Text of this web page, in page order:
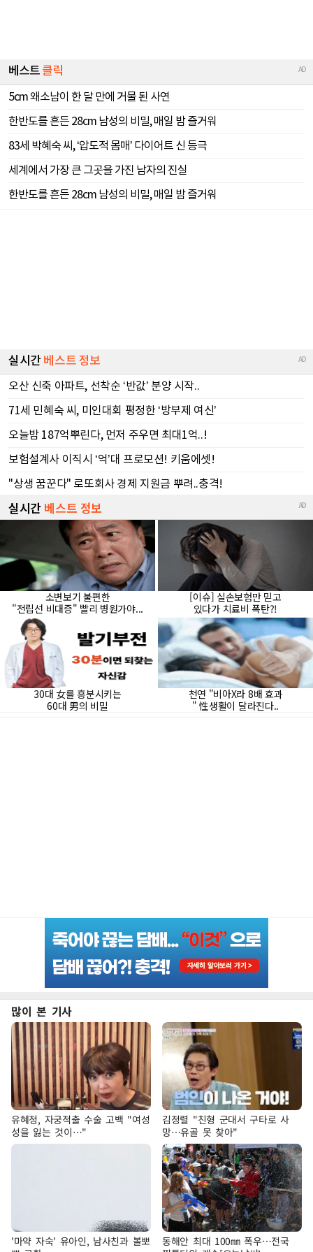
많이 본 기사
유혜정, 자궁적출 수술 고백 "여성
성을 잃는 것이…"
김정렬 "친형 군대서 구타로 사
망…유골 못 찾아"
'마약 자숙' 유아인, 남사친과 볼뽀
동해안 최대 100㎜ 폭우…전국